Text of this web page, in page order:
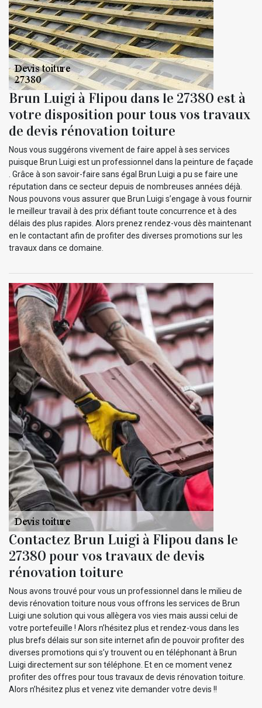
Brun Luigi à Flipou dans le 27380 est à
votre disposition pour tous vos travaux
de devis rénovation toiture
Nous vous suggérons vivement de faire appel à ses services
puisque Brun Luigi est un professionnel dans la peinture de façade
. Grâce à son savoir-faire sans égal Brun Luigi a pu se faire une
réputation dans ce secteur depuis de nombreuses années déjà.
Nous pouvons vous assurer que Brun Luigi s’engage à vous fournir
le meilleur travail à des prix défiant toute concurrence et à des
délais des plus rapides. Alors prenez rendez-vous dès maintenant
en le contactant afin de profiter des diverses promotions sur les
travaux dans ce domaine.
Contactez Brun Luigi à Flipou dans le
27380 pour vos travaux de devis
rénovation toiture
Nous avons trouvé pour vous un professionnel dans le milieu de
devis rénovation toiture nous vous offrons les services de Brun
Luigi une solution qui vous allègera vos vies mais aussi celui de
votre portefeuille ! Alors n’hésitez plus et rendez-vous dans les
plus brefs délais sur son site internet afin de pouvoir profiter des
diverses promotions qui s’y trouvent ou en téléphonant à Brun
Luigi directement sur son téléphone. Et en ce moment venez
profiter des offres pour tous travaux de devis rénovation toiture.
Alors n’hésitez plus et venez vite demander votre devis !!